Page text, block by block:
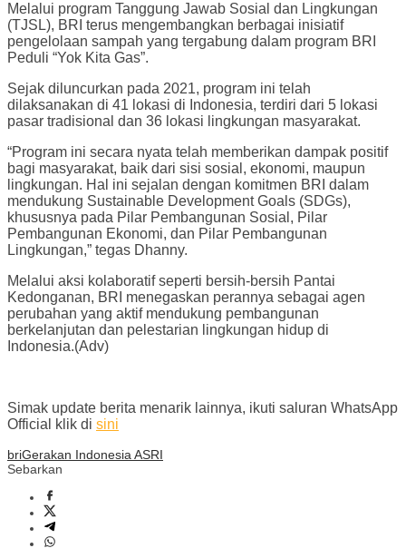
Melalui program Tanggung Jawab Sosial dan Lingkungan
(TJSL), BRI terus mengembangkan berbagai inisiatif
pengelolaan sampah yang tergabung dalam program BRI
Peduli “Yok Kita Gas”.
Sejak diluncurkan pada 2021, program ini telah
dilaksanakan di 41 lokasi di Indonesia, terdiri dari 5 lokasi
pasar tradisional dan 36 lokasi lingkungan masyarakat.
“Program ini secara nyata telah memberikan dampak positif
bagi masyarakat, baik dari sisi sosial, ekonomi, maupun
lingkungan. Hal ini sejalan dengan komitmen BRI dalam
mendukung Sustainable Development Goals (SDGs),
khususnya pada Pilar Pembangunan Sosial, Pilar
Pembangunan Ekonomi, dan Pilar Pembangunan
Lingkungan,” tegas Dhanny.
Melalui aksi kolaboratif seperti bersih-bersih Pantai
Kedonganan, BRI menegaskan perannya sebagai agen
perubahan yang aktif mendukung pembangunan
berkelanjutan dan pelestarian lingkungan hidup di
Indonesia.(Adv)
Simak update berita menarik lainnya, ikuti saluran WhatsApp
Official klik di sini
briGerakan Indonesia ASRI
Sebarkan